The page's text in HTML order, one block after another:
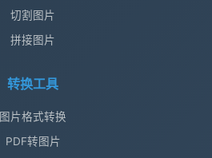
切割图片
拼接图片
转换工具
图片格式转换
PDF转图片